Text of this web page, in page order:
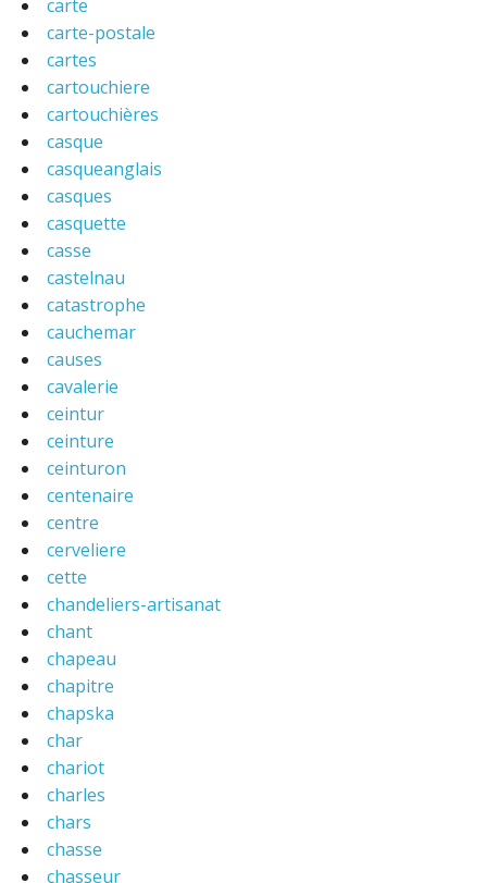
carte
carte-postale
cartes
cartouchiere
cartouchières
casque
casqueanglais
casques
casquette
casse
castelnau
catastrophe
cauchemar
causes
cavalerie
ceintur
ceinture
ceinturon
centenaire
centre
cerveliere
cette
chandeliers-artisanat
chant
chapeau
chapitre
chapska
char
chariot
charles
chars
chasse
chasseur